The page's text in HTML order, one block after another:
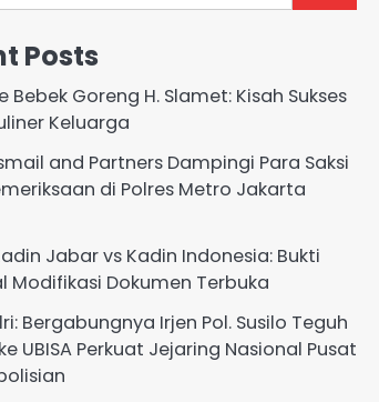
Posts
Bebek Goreng H. Slamet: Kisah Sukses
Keluarga
and Partners Dampingi Para Saksi
di Polres Metro Jakarta
Jabar vs Kadin Indonesia: Bukti
Modifikasi Dokumen Terbuka
Bergabungnya Irjen Pol. Susilo Teguh
UBISA Perkuat Jejaring Nasional Pusat